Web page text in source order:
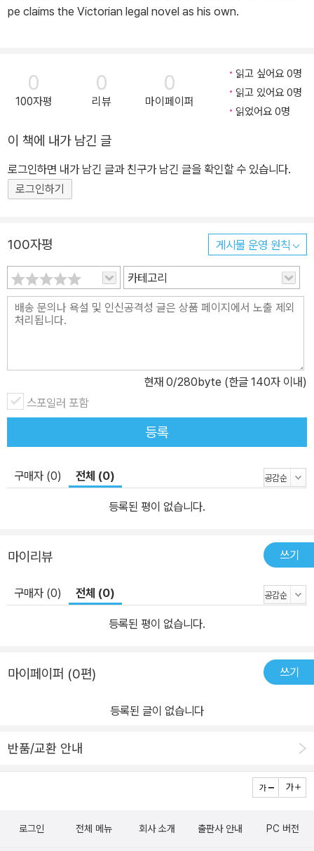
pe claims the Victorian legal novel as his own.
0
100자평
0
리뷰
0
마이페이퍼
읽고 싶어요 0명
읽고 있어요 0명
읽었어요 0명
이 책에 내가 남긴 글
로그인하면 내가 남긴 글과 친구가 남긴 글을 확인할 수 있습니다.
로그인하기
100자평 게시물 운영 원칙
카테고리
현재 0/280byte (한글 140자 이내)
스포일러 포함
등록
구매자 (0) 전체 (0)
등록된 평이 없습니다.
마이리뷰 쓰기
구매자 (0) 전체 (0)
등록된 평이 없습니다.
마이페이퍼 (0편) 쓰기
등록된 글이 없습니다
반품/교환 안내
로그인 전체 메뉴 회사 소개 출판사 안내 PC 버전